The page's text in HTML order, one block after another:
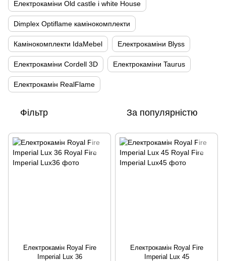
Електрокаміни Old castle і white House
Dimplex Optiflame камінокомплекти
Камінокомплекти IdaMebel Електрокаміни Blyss
Електрокаміни Cordell 3D Електрокаміни Taurus
Електрокамін RealFlame
Фільтр За популярністю
Електрокамін Royal Fire
Imperial Lux 36
Електрокамін Royal Fire
Imperial Lux 45